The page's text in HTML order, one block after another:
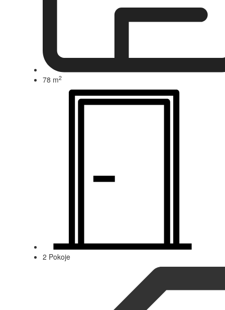
78 m2
2 Pokoje